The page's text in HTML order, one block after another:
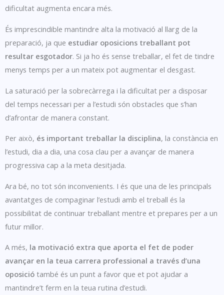
dificultat augmenta encara més.
És imprescindible mantindre alta la motivació al llarg de la
preparació, ja que estudiar oposicions treballant pot
resultar esgotador. Si ja ho és sense treballar, el fet de tindre
menys temps per a un mateix pot augmentar el desgast.
La saturació per la sobrecàrrega i la dificultat per a disposar
del temps necessari per a l’estudi són obstacles que s’han
d’afrontar de manera constant.
Per això, és important treballar la disciplina, la constància en
l’estudi, dia a dia, una cosa clau per a avançar de manera
progressiva cap a la meta desitjada.
Ara bé, no tot són inconvenients. I és que una de les principals
avantatges de compaginar l’estudi amb el treball és la
possibilitat de continuar treballant mentre et prepares per a un
futur millor.
A més, la motivació extra que aporta el fet de poder
avançar en la teua carrera professional a través d’una
oposició també és un punt a favor que et pot ajudar a
mantindre’t ferm en la teua rutina d’estudi.